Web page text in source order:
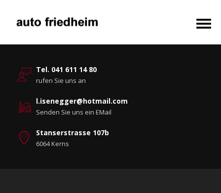
Tel. 041 611 14 80
rufen Sie uns an
l.isenegger@hotmail.com
Senden Sie uns ein EMail
Stanserstrasse 107b
6064 Kerns